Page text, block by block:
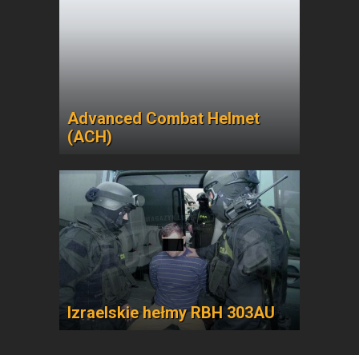
Advanced Combat Helmet
(ACH)
Izraelskie hełmy RBH 303AU